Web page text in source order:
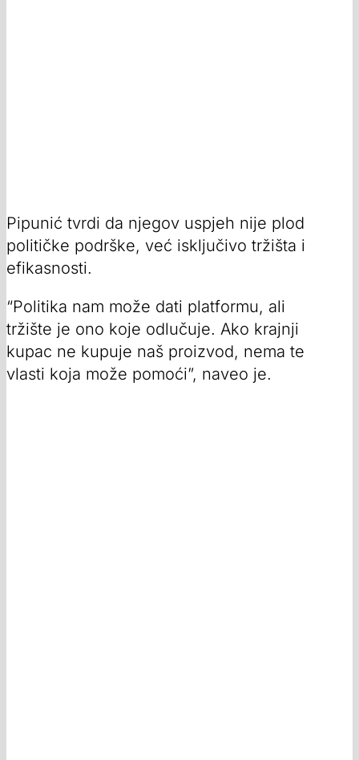
Pipunić tvrdi da njegov uspjeh nije plod
političke podrške, već isključivo tržišta i
efikasnosti.
“Politika nam može dati platformu, ali
tržište je ono koje odlučuje. Ako krajnji
kupac ne kupuje naš proizvod, nema te
vlasti koja može pomoći”, naveo je.